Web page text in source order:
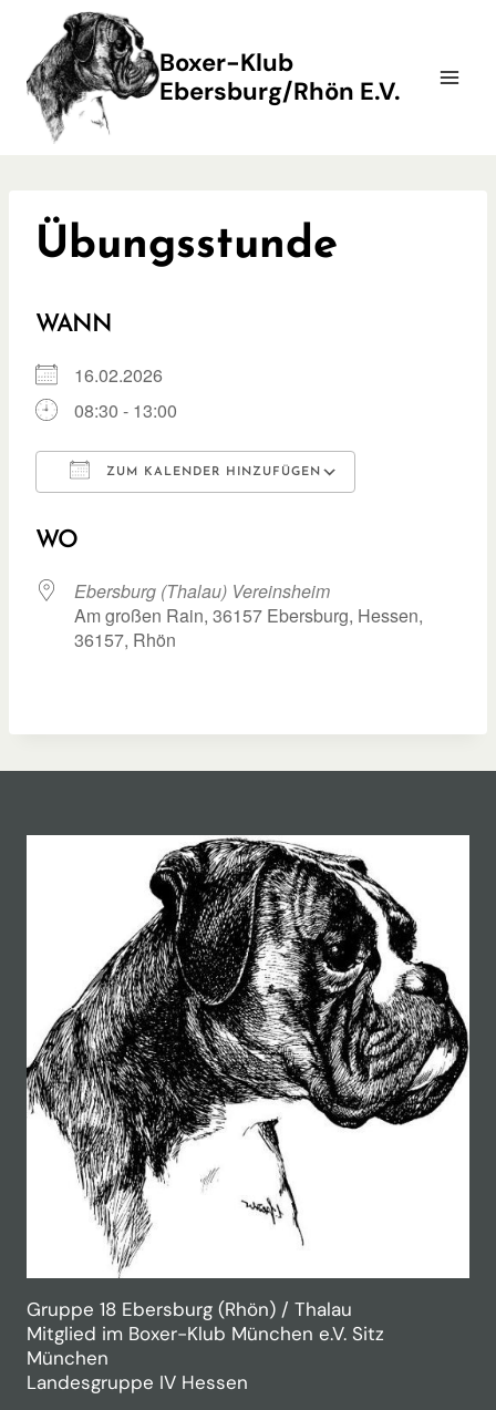
springen
Boxer-Klub
Ebersburg/Rhön E.V.
Übungsstunde
WANN
16.02.2026
08:30 - 13:00
ZUM KALENDER HINZUFÜGEN
WO
Ebersburg (Thalau) Vereinsheim
Am großen Rain, 36157 Ebersburg, Hessen,
36157, Rhön
Gruppe 18 Ebersburg (Rhön) / Thalau
Mitglied im Boxer-Klub München e.V. Sitz
München
Landesgruppe IV Hessen